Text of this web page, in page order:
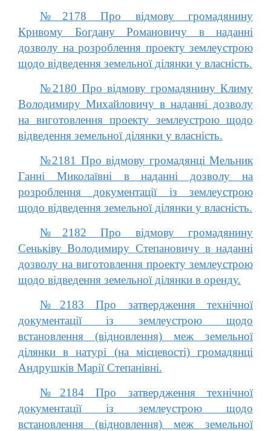
№2178 Про відмову громадянину
Кривому Богдану Романовичу в наданні
дозволу на розроблення проекту землеустрою
щодо відведення земельної ділянки у власність.
№2180 Про відмову громадянину Климу
Володимиру Михайловичу в наданні дозволу
на виготовлення проекту землеустрою щодо
відведення земельної ділянки у власність.
№2181 Про відмову громадянці Мельник
Ганні Миколаївні в наданні дозволу на
розроблення документації із землеустрою
щодо відведення земельної ділянки у власність.
№2182 Про відмову громадянину
Сеньківу Володимиру Степановичу в наданні
дозволу на виготовлення проекту землеустрою
щодо відведення земельної ділянки в оренду.
№2183 Про затвердження технічної
документації із землеустрою щодо
встановлення (відновлення) меж земельної
ділянки в натурі (на місцевості) громадянці
Андрушків Марії Степанівні.
№2184 Про затвердження технічної
документації із землеустрою щодо
встановлення (відновлення) меж земельної